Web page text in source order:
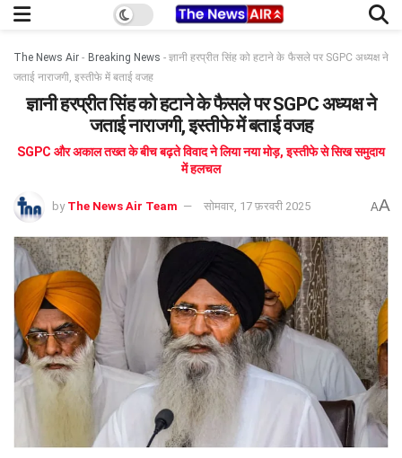
The News Air - Breaking News - ज्ञानी हरप्रीत सिंह को हटाने के फैसले पर SGPC अध्यक्ष ने
जताई नाराजगी, इस्तीफे में बताई वजह
ज्ञानी हरप्रीत सिंह को हटाने के फैसले पर SGPC अध्यक्ष ने
जताई नाराजगी, इस्तीफे में बताई वजह
SGPC और अकाल तख्त के बीच बढ़ते विवाद ने लिया नया मोड़, इस्तीफे से सिख समुदाय
में हलचल
by The News Air Team सोमवार, 17 फ़रवरी 2025 AA